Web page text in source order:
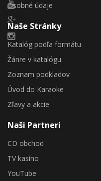
Osobné údaje
Naše Stránky
Katalóg podľa formátu
Žánre v katalógu
Zoznam podkladov
Úvod do Karaoke
Zľavy a akcie
Naši Partneri
CD obchod
TV kasíno
YouTube